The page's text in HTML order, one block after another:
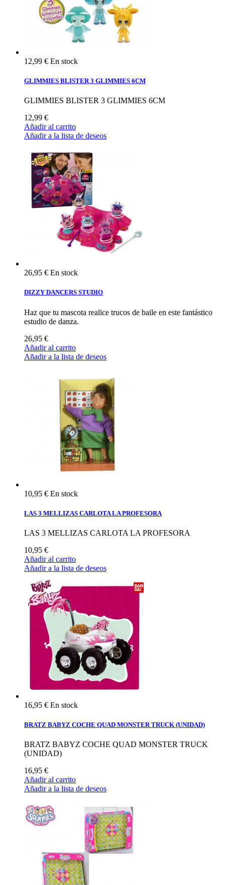
12,99 € En stock
GLIMMIES BLISTER 3 GLIMMIES 6CM
GLIMMIES BLISTER 3 GLIMMIES 6CM
12,99 €
Añadir al carrito
Añadir a la lista de deseos
26,95 € En stock
DIZZY DANCERS STUDIO
Haz que tu mascota realice trucos de baile en este fantástico
estudio de danza.
26,95 €
Añadir al carrito
Añadir a la lista de deseos
10,95 € En stock
LAS 3 MELLIZAS CARLOTA LA PROFESORA
LAS 3 MELLIZAS CARLOTA LA PROFESORA
10,95 €
Añadir al carrito
Añadir a la lista de deseos
16,95 € En stock
BRATZ BABYZ COCHE QUAD MONSTER TRUCK (UNIDAD)
BRATZ BABYZ COCHE QUAD MONSTER TRUCK
(UNIDAD)
16,95 €
Añadir al carrito
Añadir a la lista de deseos